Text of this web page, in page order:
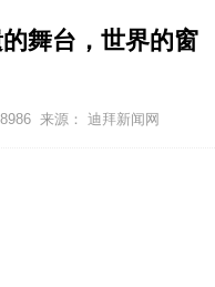
舞台，世界的窗
8986 来源： 迪拜新闻网